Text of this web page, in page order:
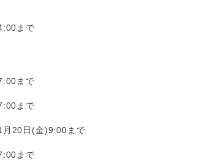
まで
まで
まで
月20日(金)9:00まで
まで